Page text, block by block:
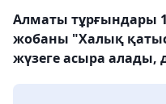
Алматы тұрғындары
жобаны "Халық
жүзеге асыра алады,